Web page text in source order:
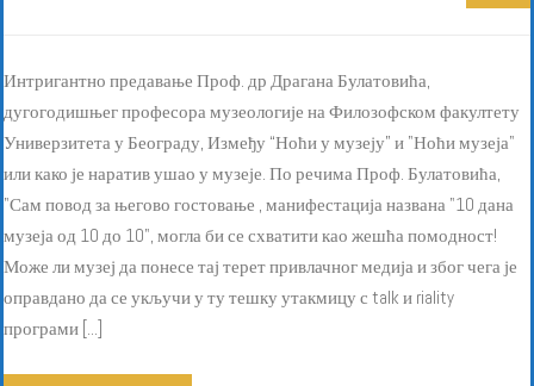
Интригантно предавање Проф. др Драгана Булатовића,
дугогодишњег професора музеологије на Филозофском факултету
Универзитета у Београду, Између “Ноћи у музеју” и "Ноћи музеја"
или како је наратив ушао у музеје. По речима Проф. Булатовића,
"Сам повод за његово гостовање , манифестација названа "10 дана
музеја од 10 до 10", могла би се схватити као жешћа помодност!
Може ли музеј да понесе тај терет привлачног медија и због чега је
оправдано да се укључи у ту тешку утакмицу с talk и riality
програми [...]